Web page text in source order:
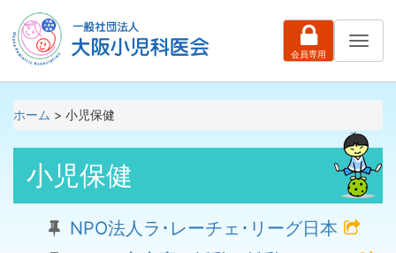
ナ
シ
ン
会員専用
ホーム > 小児保健
小児保健
NPO法人ラ･レーチェ･リーグ日本